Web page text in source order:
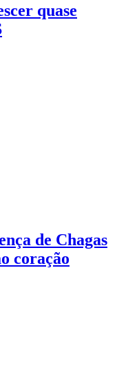
quase
de Chagas
coração